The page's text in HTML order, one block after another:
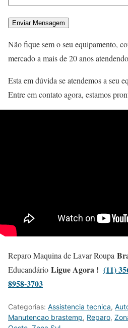
Não fique sem o seu equipamento,
mercado a mais de 20 anos
Esta em dúvida se atendemos a seu
Entre em contato agora, estamos
Reparo Maquina de Lavar Roupa
Educandário Ligue Agora ! (11)
8958-3703
Categorias: Assistencia tecnica,
Manutencao brastemp, Reparo,